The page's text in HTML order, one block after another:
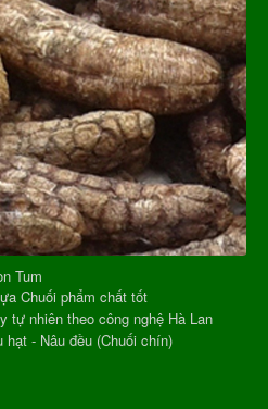
Tum
Chuối phẩm chất tốt
tự nhiên theo công nghệ Hà Lan
hạt - Nâu đều (Chuối chín)